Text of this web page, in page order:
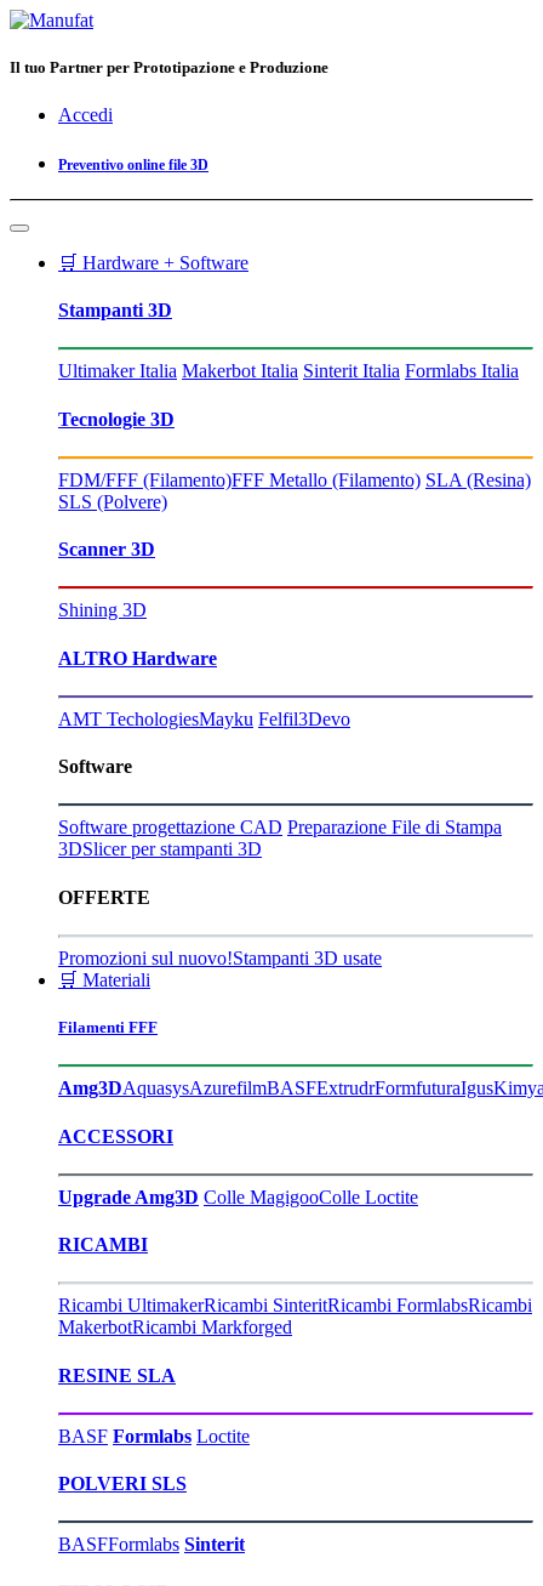
Il tuo Partner per Prototipazione e Produzione
Accedi
Preventivo online file 3D
🛒 Hardware + Software
Stampanti 3D
Ultimaker Italia Makerbot Italia Sinterit Italia Formlabs Italia
Tecnologie 3D
FDM/FFF (Filamento)FFF Metallo (Filamento) SLA (Resina)
SLS (Polvere)
Scanner 3D
Shining 3D
ALTRO Hardware
AMT TechologiesMayku Felfil3Devo
Software
Software progettazione CAD Preparazione File di Stampa
3DSlicer per stampanti 3D
OFFERTE
Promozioni sul nuovo!Stampanti 3D usate
🛒 Materiali
Filamenti FFF
Amg3DAquasysAzurefilmBASFExtrudrFormfuturaIgus
ACCESSORI
Upgrade Amg3D Colle MagigooColle Loctite
RICAMBI
Ricambi UltimakerRicambi SinteritRicambi FormlabsRicambi
MakerbotRicambi Markforged
RESINE SLA
BASF Formlabs Loctite
POLVERI SLS
BASFFormlabs Sinterit